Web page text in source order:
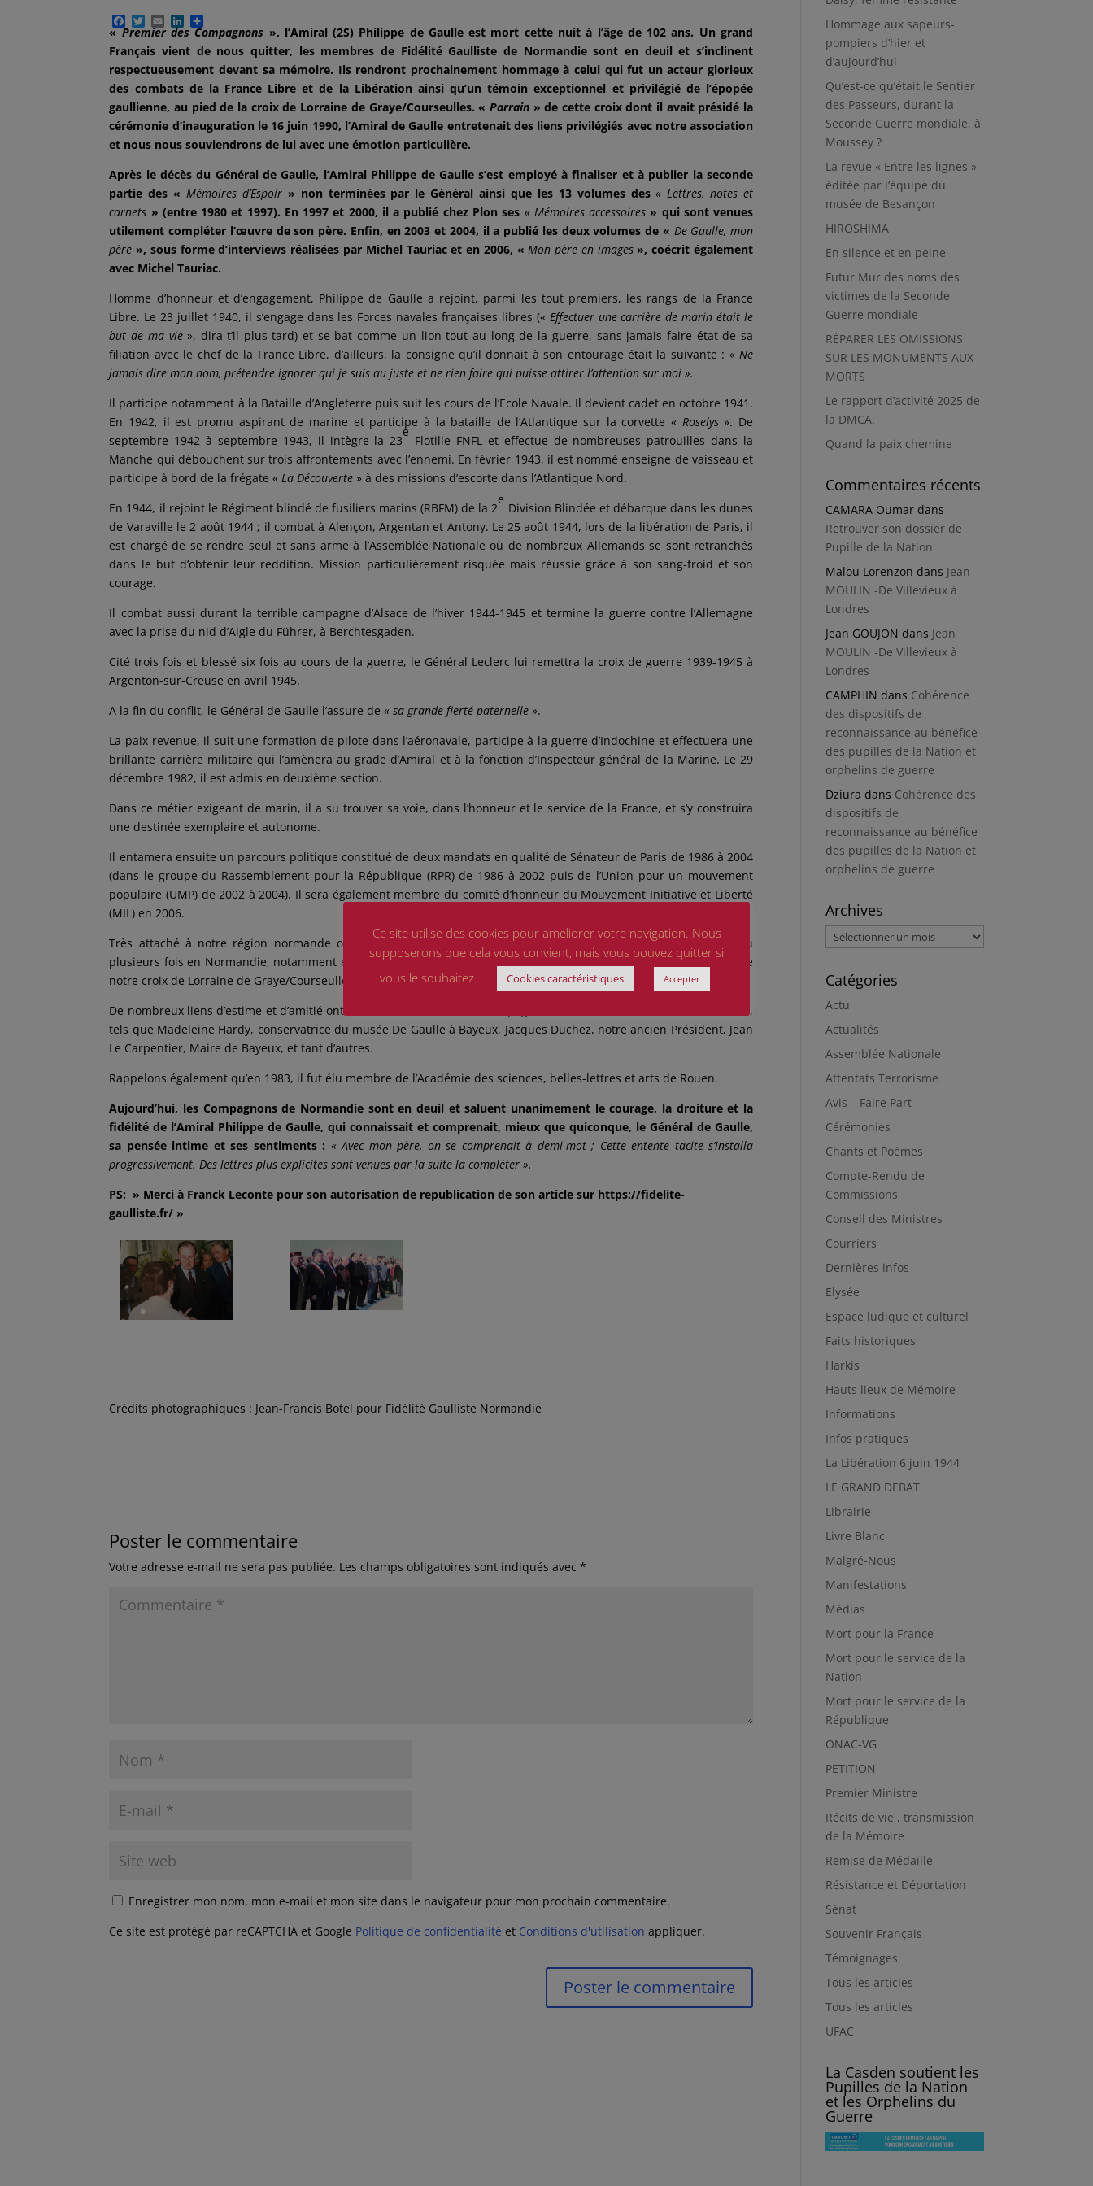
F
a
c
e
b
o
o
k
T
w
i
t
t
e
E
m
a
i
l
L
i
n
k
e
d
n
a
r
t
a
g
r
«Premier des Compagnons », l’Amiral (2S) Philippe de Gaulle est mort cette nuit à l’âge de 102 ans. Un grand
Français vient de nous quitter, les membres de Fidélité Gaulliste de Normandie sont en deuil et s’inclinent
respectueusement devant sa mémoire. Ils rendront prochainement hommage à celui qui fut un acteur glorieux
des combats de la France Libre et de la Libération ainsi qu’un témoin exceptionnel et privilégié de l’épopée
gaullienne, au pied de la croix de Lorraine de Graye/Courseulles. « Parrain» de cette croix dont il avait présidé la
cérémonie d’inauguration le 16 juin 1990, l’Amiral de Gaulle entretenait des liens privilégiés avec notre association
et nous nous souviendrons de lui avec une émotion particulière.
Après le décès du Général de Gaulle, l’Amiral Philippe de Gaulle s’est employé à finaliser et à publier la seconde
partie des «Mémoires d’Espoir» non terminées par le Général ainsi que les 13 volumes des« Lettres, notes et
carnets » (entre 1980 et 1997). En 1997 et 2000, il a publié chez Plon ses « Mémoires accessoires » qui sont venues
utilement compléter l’œuvre de son père. Enfin, en 2003 et 2004, il a publié les deux volumes de « De Gaulle, mon
père », sous forme d’interviews réalisées par Michel Tauriac et en 2006, «Mon père en images», coécrit également
avec Michel Tauriac.
Homme d’honneur et d’engagement, Philippe de Gaulle a rejoint, parmi les tout premiers, les rangs de la France
Libre. Le 23 juillet 1940, il s’engage dans les Forces navales françaises libres (« Effectuer une carrière de marin était le
but de ma vie», dira-t’il plus tard) et se bat comme un lion tout au long de la guerre, sans jamais faire état de sa
filiation avec le chef de la France Libre, d’ailleurs, la consigne qu’il donnait à son entourage était la suivante : «Ne
jamais dire mon nom, prétendre ignorer qui je suis au juste et ne rien faire qui puisse attirer l’attention sur moi ».
Il participe notamment à la Bataille d’Angleterre puis suit les cours de l’Ecole Navale. Il devient cadet en octobre 1941.
En 1942, il est promu aspirant de marine et participe à la bataille de l’Atlantique sur la corvette « Roselys». De
septembre 1942 à septembre 1943, il intègre la 23
e
Flotille FNFL et effectue de nombreuses patrouilles dans la
Manche qui débouchent sur trois affrontements avec l’ennemi. En février 1943, il est nommé enseigne de vaisseau et
participe à bord de la frégate «La Découverte » à des missions d’escorte dans l’Atlantique Nord.
En 1944, il rejoint le Régiment blindé de fusiliers marins (RBFM) de la 2
e
Division Blindée et débarque dans les dunes
de Varaville le 2 août 1944 ; il combat à Alençon, Argentan et Antony. Le 25 août 1944, lors de la libération de Paris, il
est chargé de se rendre seul et sans arme à l’Assemblée Nationale où de nombreux Allemands se sont retranchés
dans le but d’obtenir leur reddition. Mission particulièrement risquée mais réussie grâce à son sang-froid et son
courage.
Il combat aussi durant la terrible campagne d’Alsace de l’hiver 1944-1945 et termine la guerre contre l’Allemagne
avec la prise du nid d’Aigle du Führer, à Berchtesgaden.
Cité trois fois et blessé six fois au cours de la guerre, le Général Leclerc lui remettra la croix de guerre 1939-1945 à
Argenton-sur-Creuse en avril 1945.
A la fin du conflit, le Général de Gaulle l’assure de« sa grande fierté paternelle ».
La paix revenue, il suit une formation de pilote dans l’aéronavale, participe à la guerre d’Indochine et effectuera une
brillante carrière militaire qui l’amènera au grade d’Amiral et à la fonction d’Inspecteur général de la Marine. Le 29
décembre 1982, il est admis en deuxième section.
Dans ce métier exigeant de marin, il a su trouver sa voie, dans l’honneur et le service de la France, et s’y construira
une destinée exemplaire et autonome.
Il entamera ensuite un parcours politique constitué de deux mandats en qualité de Sénateur de Paris de 1986 à 2004
(dans le groupe du Rassemblement pour la République (RPR) de 1986 à 2002 puis de l’Union pour un mouvement
populaire (UMP) de 2002 à 2004). Il sera également membre du comité d’honneur du Mouvement Initiative et Liberté
(MIL) en 2006.
Très attaché à notre région normande où il débarqua durant l’été 1944, l’Amiral Philippe de Gaulle est revenu
plusieurs fois en Normandie, notamment en 1990 à l’occasion de l’inauguration du Musée de Gaulle de Bayeux et de
notre croix de Lorraine de Graye/Courseulles.
De nombreux liens d’estime et d’amitié ont ainsi été tissés avec des Compagnons de Fidélité Gaulliste de Normandie,
tels que Madeleine Hardy, conservatrice du musée De Gaulle à Bayeux, Jacques Duchez, notre ancien Président, Jean
Le Carpentier, Maire de Bayeux, et tant d’autres.
Rappelons également qu’en 1983, il fut élu membre de l’Académie des sciences, belles-lettres et arts de Rouen.
Aujourd’hui, les Compagnons de Normandie sont en deuil et saluent unanimement le courage, la droiture et la
fidélité de l’Amiral Philippe de Gaulle, qui connaissait et comprenait, mieux que quiconque, le Général de Gaulle,
sa pensée intime et ses sentiments : « Avec mon père, on se comprenait à demi-mot ; Cette entente tacite s’installa
progressivement. Des lettres plus explicites sont venues par la suite la compléter ».
PS: » Merci à Franck Leconte pour son autorisation de republication de son article sur https://fidelite-
gaulliste.fr/ »
Crédits photographiques : Jean-Francis Botel pour Fidélité Gaulliste Normandie
Poster le commentaire
Votre adresse e-mail ne sera pas publiée. Les champs obligatoires sont indiqués avec*
Enregistrer mon nom, mon e-mail et mon site dans le navigateur pour mon prochain commentaire.
Ce site est protégé par reCAPTCHA et Google Politique de confidentialité et Conditions d'utilisation appliquer.
Hommage aux sapeurs-
pompiers d’hier et
d’aujourd’hui
Qu’est-ce qu’était le Sentier
des Passeurs, durant la
Seconde Guerre mondiale, à
Moussey ?
La revue « Entre les lignes »
éditée par l’équipe du
musée de Besançon
HIROSHIMA
En silence et en peine
Futur Mur des noms des
victimes de la Seconde
Guerre mondiale
RÉPARER LES OMISSIONS
SUR LES MONUMENTS AUX
MORTS
Le rapport d’activité 2025 de
la DMCA.
Quand la paix chemine
Commentaires récents
CAMARA Oumar dans
Retrouver son dossier de
Pupille de la Nation
Malou Lorenzon dans Jean
MOULIN -De Villevieux à
Londres
Jean GOUJON dans Jean
MOULIN -De Villevieux à
Londres
CAMPHIN dans Cohérence
des dispositifs de
reconnaissance au bénéfice
des pupilles de la Nation et
orphelins de guerre
Dziura dans Cohérence des
dispositifs de
reconnaissance au bénéfice
des pupilles de la Nation et
orphelins de guerre
Archives
Archives
Catégories
Actu
Actualités
Assemblée Nationale
Attentats Terrorisme
Avis – Faire Part
Cérémonies
Chants et Poèmes
Compte-Rendu de
Commissions
Conseil des Ministres
Courriers
Dernières infos
Elysée
Espace ludique et culturel
Faits historiques
Harkis
Hauts lieux de Mémoire
Informations
Infos pratiques
La Libération 6 juin 1944
LE GRAND DEBAT
Librairie
Livre Blanc
Malgré-Nous
Manifestations
Médias
Mort pour la France
Mort pour le service de la
Nation
Mort pour le service de la
République
ONAC-VG
PETITION
Premier Ministre
Récits de vie , transmission
de la Mémoire
Remise de Médaille
Résistance et Déportation
Sénat
Souvenir Français
Témoignages
Tous les articles
Tous les articles
UFAC
La Casden soutient les
Pupilles de la Nation
et les Orphelins du
Guerre
Ce site utilise des cookies pour améliorer votre navigation. Nous
supposerons que cela vous convient, mais vous pouvez quitter si
vous le souhaitez.
Cookies caractéristiques Accepter